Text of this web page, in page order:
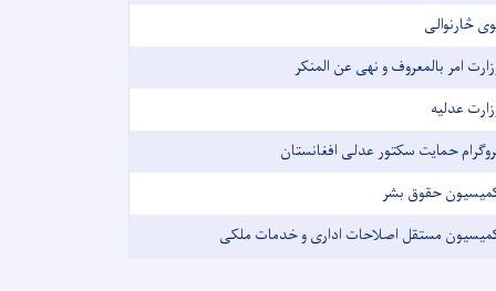
څارنوالی
امر بالمعروف و نهی عن المنکر
عدلیه
حمایت سکتور عدلی افغانستان
حقوق بشر
مستقل اصلاحات اداری و خدمات ملکی